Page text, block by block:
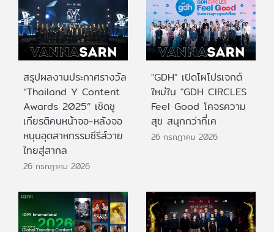
สรุปผลงานประกาศรางวัล
“Thailand Y Content
Awards 2025” เชิดชู
เกียรติคนหน้าจอ-หลังจอ
หนุนอุตสาหกรรมซีรีส์วาย
ไทยสู่สากล
26 กรกฎาคม 2026
"GDH" เปิดโผโปรเจกต์
ใหม่ใน "GDH CIRCLES
Feel Good โคจรความ
สุข สนุกกว่าที่เค
26 กรกฎาคม 2026